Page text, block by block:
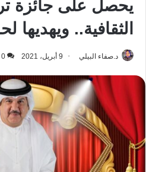
يحصل على جائزة
الثقافية.. ويهديها
د.صفاء البيلي 9 أبريل، 2021 0